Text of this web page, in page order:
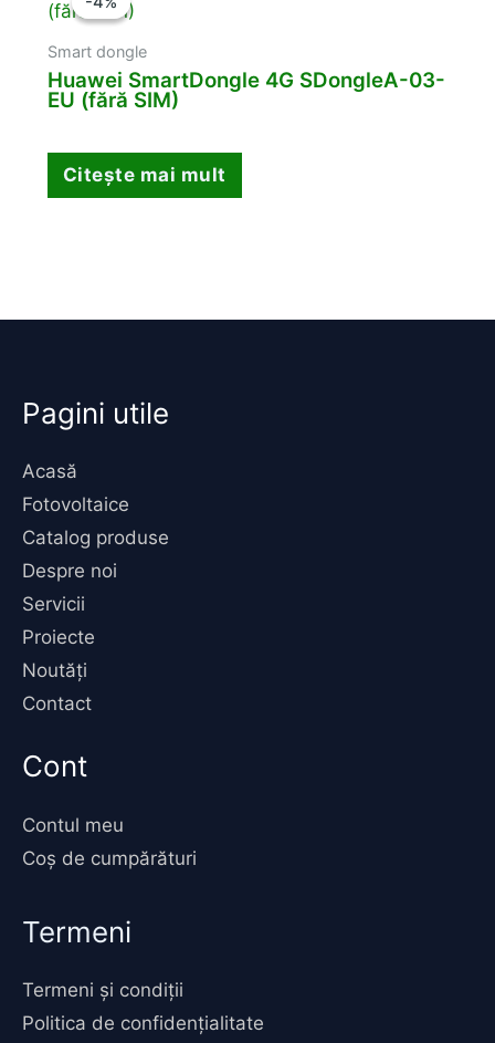
Smart dongle
Huawei SmartDongle 4G SDongleA-03-
EU (fără SIM)
Citește mai mult
Pagini utile
Acasă
Fotovoltaice
Catalog produse
Despre noi
Servicii
Proiecte
Noutăți
Contact
Cont
Contul meu
Coș de cumpărături
Termeni
Termeni și condiții
Politica de confidențialitate